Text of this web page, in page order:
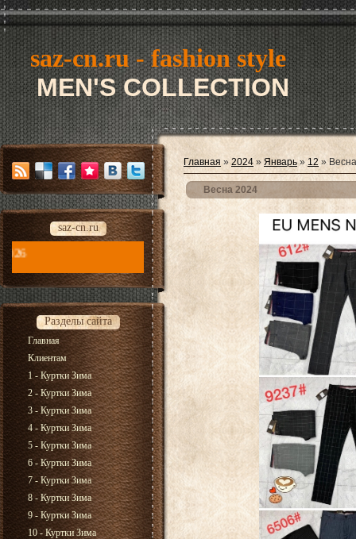
saz-cn.ru - fashion style
MEN'S COLLECTION
saz-cn.ru
saz-cn.ru - fashion style new collection 2026
Разделы сайта
Главная
Клиентам
1 - Куртки Зима
2 - Куртки Зима
3 - Куртки Зима
4 - Куртки Зима
5 - Куртки Зима
6 - Куртки Зима
7 - Куртки Зима
8 - Куртки Зима
9 - Куртки Зима
10 - Куртки Зима
Главная » 2024 » Январь » 12 »
Весна 2024